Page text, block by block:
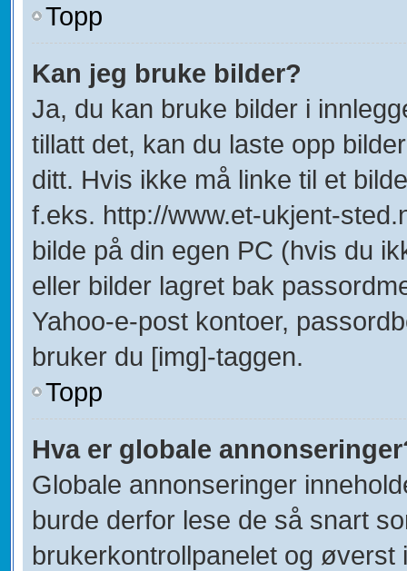
Topp
Kan jeg bruke bilder?
Ja, du kan bruke bilder i
tillatt det, kan du laste opp
ditt. Hvis ikke må linke til et
f.eks. http://www.et-ukjent-
bilde på din egen PC (hvis du
eller bilder lagret bak
Yahoo-e-post kontoer,
bruker du [img]-taggen.
Topp
Hva er globale
Globale annonseringer
burde derfor lese de så snart
brukerkontrollpanelet og øverst